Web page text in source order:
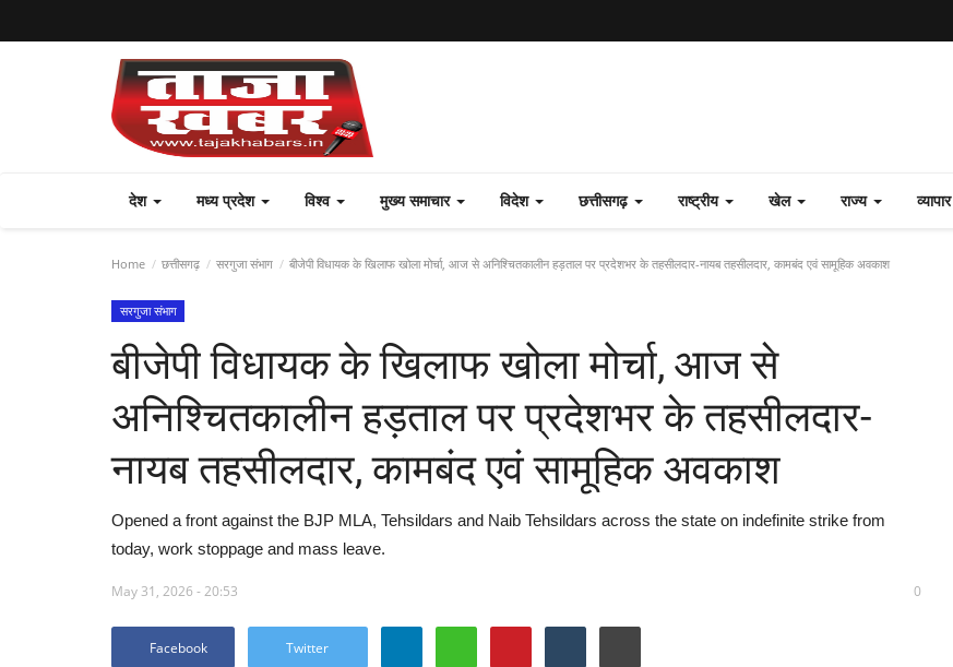
देश मध्य प्रदेश विश्व मुख्य समाचार विदेश छत्तीसगढ़ राष्ट्रीय खेल राज्य व्यापार
Home छत्तीसगढ़ सरगुजा संभाग बीजेपी विधायक के खिलाफ खोला मोर्चा, आज से अनिश्चितकालीन हड़ताल पर प्रदेशभर के तहसीलदार-नायब तहसीलदार, कामबंद एवं सामूहिक अवकाश
सरगुजा संभाग
बीजेपी विधायक के खिलाफ खोला मोर्चा, आज से
अनिश्चितकालीन हड़ताल पर प्रदेशभर के तहसीलदार-
नायब तहसीलदार, कामबंद एवं सामूहिक अवकाश
Opened a front against the BJP MLA, Tehsildars and Naib Tehsildars across the state on indefinite strike from
today, work stoppage and mass leave.
May 31, 2026 - 20:53 0
Facebook Twitter